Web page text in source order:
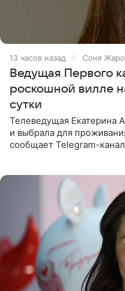
13 часов назад Соня
Ведущая Первого
роскошной вилле
сутки
Телеведущая Екатерина
и выбрала для
сообщает Telegram-